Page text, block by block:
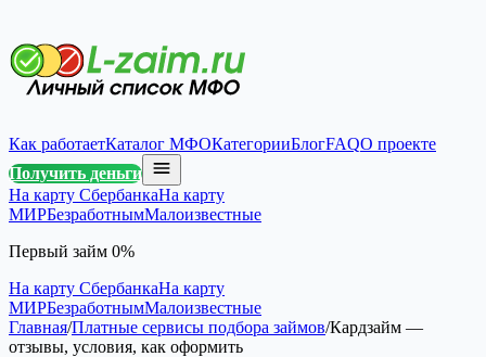
Как работаетКаталог МФОКатегорииБлогFAQО проекте
Получить деньги
На карту СбербанкаНа карту
МИРБезработнымМалоизвестные
Первый займ 0%
На карту СбербанкаНа карту
МИРБезработнымМалоизвестные
Главная/Платные сервисы подбора займов/Кардзайм —
отзывы, условия, как оформить